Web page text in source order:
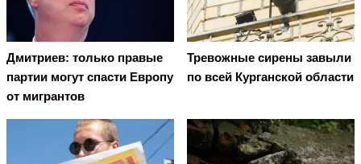
Дмитриев: только правые
партии могут спасти Европу
от мигрантов
Тревожные сирены завыли
по всей Курганской области